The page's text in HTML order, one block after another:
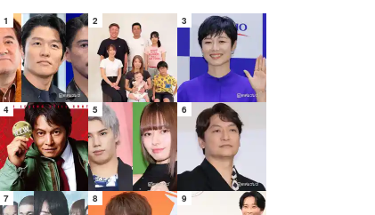
1 2 3
4 5 6
7 8 9